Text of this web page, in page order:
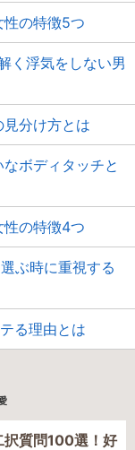
の特徴5つ
く浮気をしない男
分け方とは
ボディタッチと
の特徴4つ
ぶ時に重視する
る理由とは
択質問100選！好